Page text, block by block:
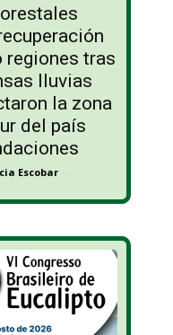
regiones tras
lluvias
la zona
del país
Escobar -